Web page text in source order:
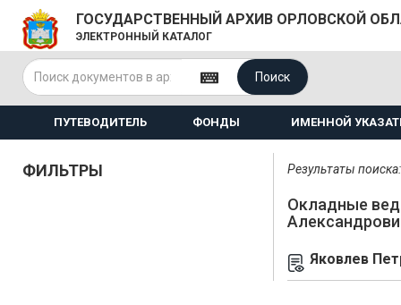
ГОСУДАРСТВЕННЫЙ АРХИВ ОРЛОВСКОЙ
ЭЛЕКТРОННЫЙ КАТАЛОГ
Поиск
ПУТЕВОДИТЕЛЬ ФОНДЫ ИМЕННОЙ
ФИЛЬТРЫ Результаты
Окладные
Яковлев